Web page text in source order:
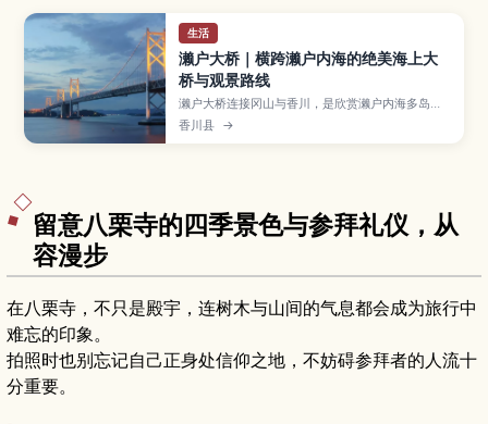
生活
濑户大桥｜横跨濑户内海的绝美海上大
桥与观景路线
濑户大桥连接冈山与香川，是欣赏濑户内海多岛海
景色的代表性地标。本文介绍与岛停车区、濑户大
桥纪念公园等主要观景点，以及夜间灯光、游船体
香川县 →
留意八栗寺的四季景色与参拜礼仪，从
容漫步
在八栗寺，不只是殿宇，连树木与山间的气息都会成为旅行中
难忘的印象。
拍照时也别忘记自己正身处信仰之地，不妨碍参拜者的人流十
分重要。